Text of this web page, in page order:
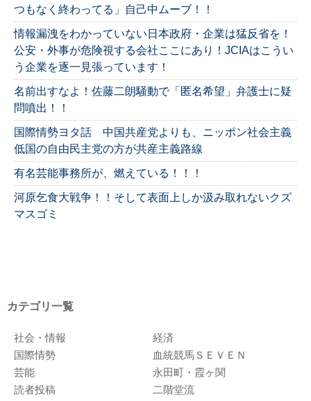
つもなく終わってる」自己中ムーブ！！
情報漏洩をわかっていない日本政府・企業は猛反省を！
公安・外事が危険視する会社ここにあり！JCIAはこうい
う企業を逐一見張っています！
名前出すなよ！佐藤二朗騒動で「匿名希望」弁護士に疑
問噴出！！
国際情勢ヨタ話 中国共産党よりも、ニッポン社会主義
低国の自由民主党の方が共産主義路線
有名芸能事務所が、燃えている！！！
河原乞食大戦争！！そして表面上しか汲み取れないクズ
マスゴミ
カテゴリ一覧
社会・情報
経済
国際情勢
血統競馬ＳＥＶＥＮ
芸能
永田町・霞ヶ関
読者投稿
二階堂流